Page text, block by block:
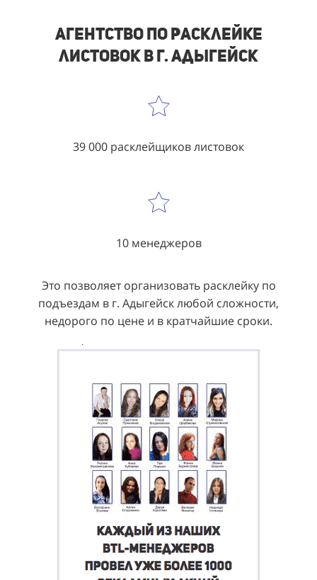
Агентство по расклейке
листовок в г. Адыгейск
39 000 расклейщиков листовок
10 менеджеров
Это позволяет организовать расклейку по
подъездам в г. Адыгейск любой сложности,
недорого по цене и в кратчайшие сроки.